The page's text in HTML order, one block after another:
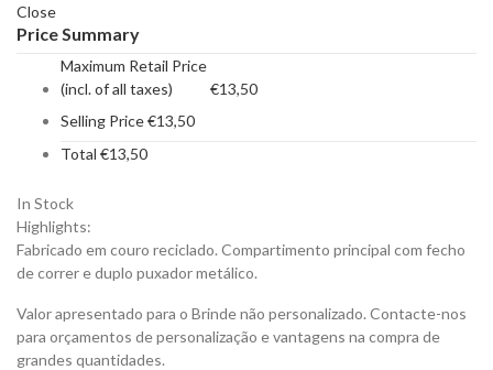
Close
Price Summary
Maximum Retail Price
(incl. of all taxes)
€13,50
Selling Price€13,50
Total €13,50
In Stock
Highlights:
Fabricado em couro reciclado. Compartimento principal com fecho
de correr e duplo puxador metálico.
Valor apresentado para o Brinde não personalizado. Contacte-nos
para orçamentos de personalização e vantagens na compra de
grandes quantidades.